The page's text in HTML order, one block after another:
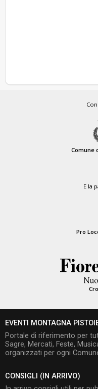
Comune
E la
Pro
EVENTI MONTAGNA
Portale di riferimento per
Sagre, Mercati, Feste,
organizzati per ogni
CONSIGLI (IN ARRIVO)